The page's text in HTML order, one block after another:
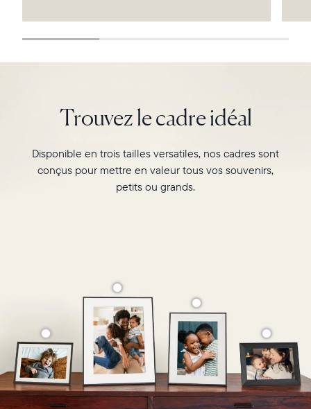
Continuer
Trouvez le cadre idéal
Disponible en trois tailles versatiles, nos cadres sont
conçus pour mettre en valeur tous vos souvenirs,
petits ou grands.